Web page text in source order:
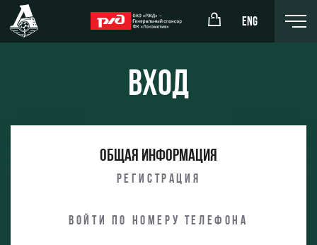
ENG
Организация мероприятий
Аренда площадей
Вход
Общая информация
Регистрация
Войти по номеру телефона